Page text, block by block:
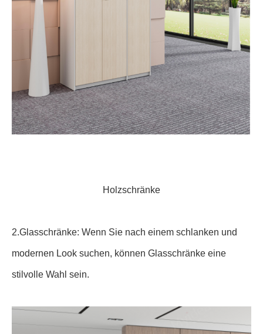
Holzschränke
2.Glasschränke: Wenn Sie nach einem schlanken und
modernen Look suchen, können Glasschränke eine
stilvolle Wahl sein.